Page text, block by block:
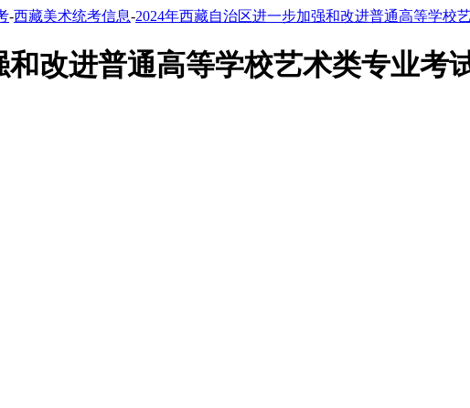
-西藏美术统考信息-2024年西藏自治区进一步加强和改进普通高等学校
改进普通高等学校艺术类专业考